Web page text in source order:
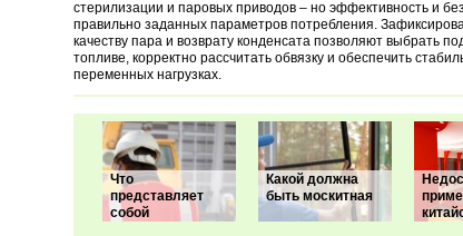
стерилизации и паровых приводов – но эффективность и
правильно заданных параметров потребления.
качеству пара и возврату конденсата позволяют выбрать
топливе, корректно рассчитать обвязку и обеспечить
переменных нагрузках.
Что
представляет
собой
Какой должна
быть москитная